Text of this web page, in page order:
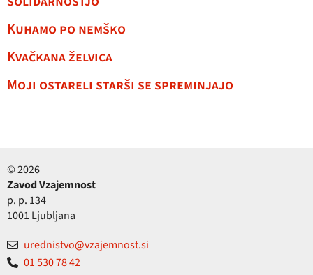
Kuhamo po nemško
Kvačkana želvica
Moji ostareli starši se spreminjajo
© 2026
Zavod Vzajemnost
p. p. 134
1001 Ljubljana
urednistvo@vzajemnost.si
01 530 78 42